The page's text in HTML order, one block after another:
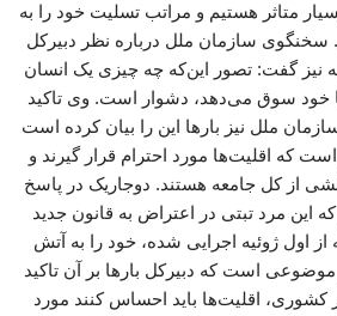
متاثر هستیم و مراتب تسلیت خود را به
سخنگوی سازمان ملل درباره نظر دبیرکل
نیز گفت: تصور این‌که چه چیزی یک انسان
خود سوق می‌دهد، دشوار است. وی تاکید
ملل نیز بارها این را بیان کرده است
که اقلیت‌ها مورد احترام قرار گیرند و
از کل جامعه هستند. دوجاریک در پاسخ
این مرد تبتی در اعتراض به قانون جدید
اول ژوئیه اجرایی شده، خود را به آتش
است که دبیرکل بارها بر آن تاکید
کشوری، اقلیت‌ها باید احساس کنند مورد